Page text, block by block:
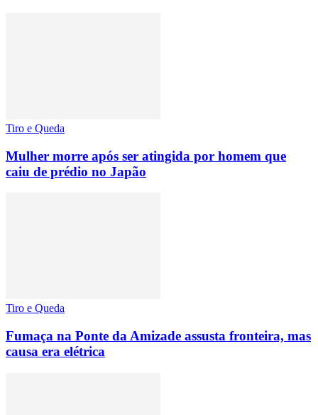
Tiro e Queda
Mulher morre após ser atingida por homem que
caiu de prédio no Japão
Tiro e Queda
Fumaça na Ponte da Amizade assusta fronteira, mas
causa era elétrica